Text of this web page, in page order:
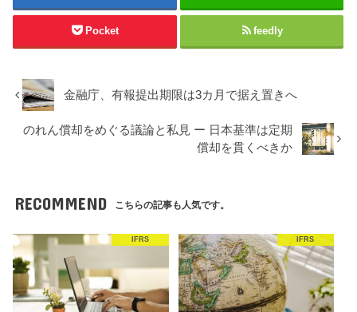
Pocket feedly
金融庁、有報提出期限は3カ月で据え置きへ
のれん償却をめぐる議論と私見 ー 日本基準は定期
償却を貫くべきか
RECOMMEND こちらの記事も人気です。
IFRS IFRS